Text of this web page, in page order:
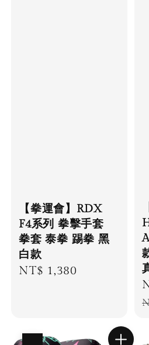
【拳運會】RDX
F4系列 拳擊手套
拳套 泰拳 踢拳 黑
白款
Regular
NT$ 1,380